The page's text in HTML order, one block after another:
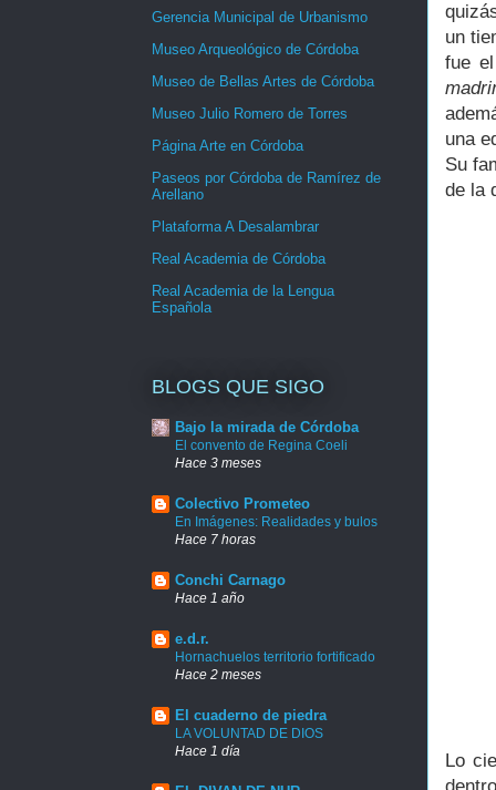
un
fue
una
Su
de la
Lo
Gerencia Municipal de Urbanismo
Museo Arqueológico de Córdoba
Museo de Bellas Artes de Córdoba
Museo Julio Romero de Torres
Página Arte en Córdoba
Paseos por Córdoba de Ramírez de
Arellano
Plataforma A Desalambrar
Real Academia de Córdoba
Real Academia de la Lengua
Española
BLOGS QUE SIGO
Bajo la mirada de Córdoba
El convento de Regina Coeli
Hace 3 meses
Colectivo Prometeo
En Imágenes: Realidades y bulos
Hace 7 horas
Conchi Carnago
Hace 1 año
e.d.r.
Hornachuelos territorio fortificado
Hace 2 meses
El cuaderno de piedra
LA VOLUNTAD DE DIOS
Hace 1 día